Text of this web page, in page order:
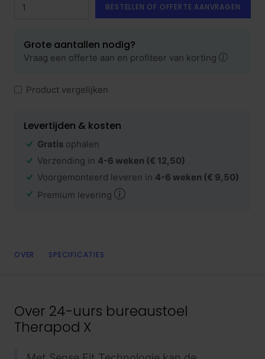
BESTELLEN OF OFFERTE AANVRAGEN
Grote aantallen nodig?
Vraag een offerte aan en profiteer van korting
Product vergelijken
Levertijden & kosten
Gratis ophalen
Verzending in 4-6 weken (€ 12,50)
Voorgemonteerd leveren in 4-6 weken (€ 9,50)
Premium levering
OVER SPECIFICATIES
Over 24-uurs bureaustoel
Therapod X